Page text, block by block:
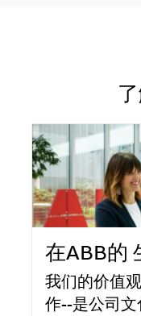
在ABB的
我们的价值
作--是公司